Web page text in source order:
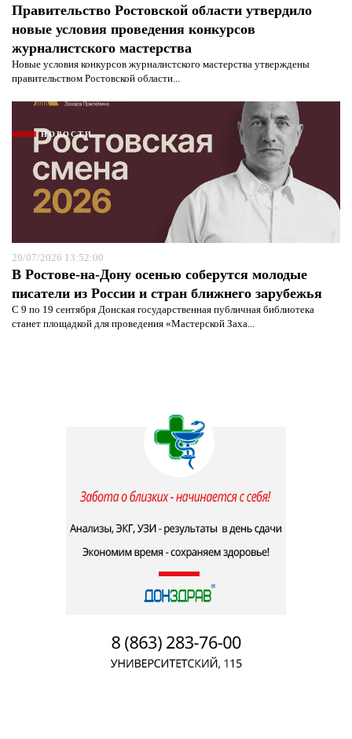
Правительство Ростовской области утвердило
новые условия проведения конкурсов
журналистского мастерства
Новые условия конкурсов журналистского мастерства утверждены
правительством Ростовской области...
НОВОСТИ
29/07/2026 13:52:00
В Ростове-на-Дону осенью соберутся молодые
писатели из России и стран ближнего зарубежья
С 9 по 19 сентября Донская государственная публичная библиотека
станет площадкой для проведения «Мастерской Заха...